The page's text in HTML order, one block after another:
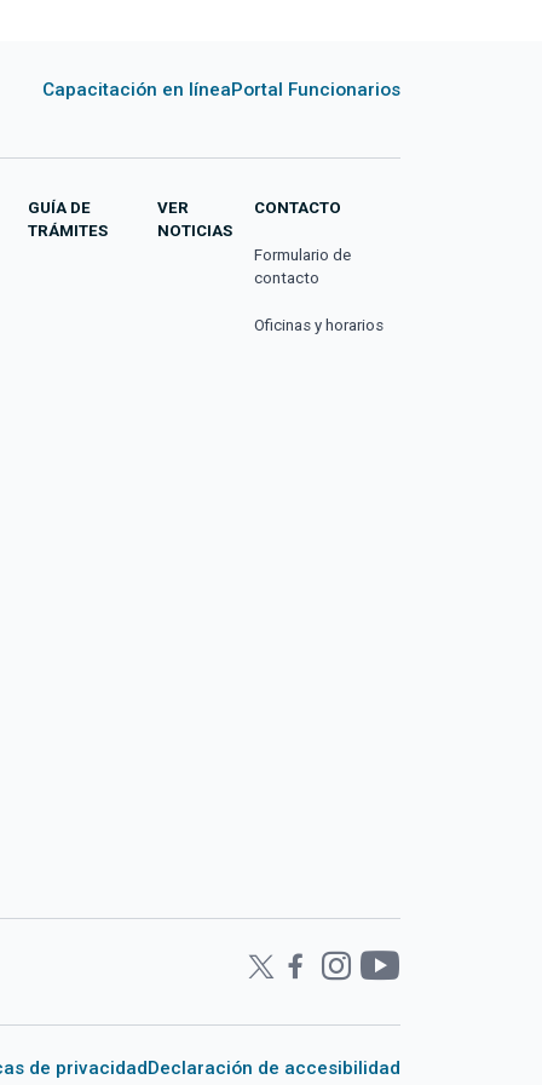
Capacitación en líneaPortal Funcionarios
GUÍA DE
TRÁMITES
VER
NOTICIAS
CONTACTO
Formulario de
contacto
Oficinas y horarios
de privacidadDeclaración de accesibilidad